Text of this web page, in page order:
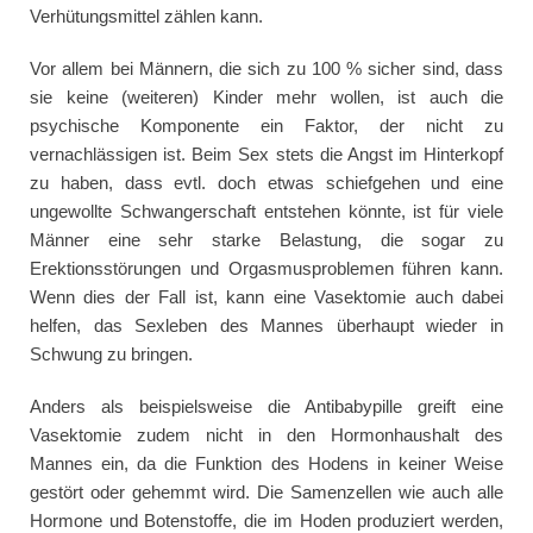
Verhütungsmittel zählen kann.
Vor allem bei Männern, die sich zu 100 % sicher sind, dass
sie keine (weiteren) Kinder mehr wollen, ist auch die
psychische Komponente ein Faktor, der nicht zu
vernachlässigen ist. Beim Sex stets die Angst im Hinterkopf
zu haben, dass evtl. doch etwas schiefgehen und eine
ungewollte Schwangerschaft entstehen könnte, ist für viele
Männer eine sehr starke Belastung, die sogar zu
Erektionsstörungen und Orgasmusproblemen führen kann.
Wenn dies der Fall ist, kann eine Vasektomie auch dabei
helfen, das Sexleben des Mannes überhaupt wieder in
Schwung zu bringen.
Anders als beispielsweise die Antibabypille greift eine
Vasektomie zudem nicht in den Hormonhaushalt des
Mannes ein, da die Funktion des Hodens in keiner Weise
gestört oder gehemmt wird. Die Samenzellen wie auch alle
Hormone und Botenstoffe, die im Hoden produziert werden,